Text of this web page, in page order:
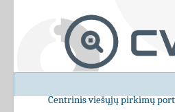
Centrinis viešųjų pirkimų